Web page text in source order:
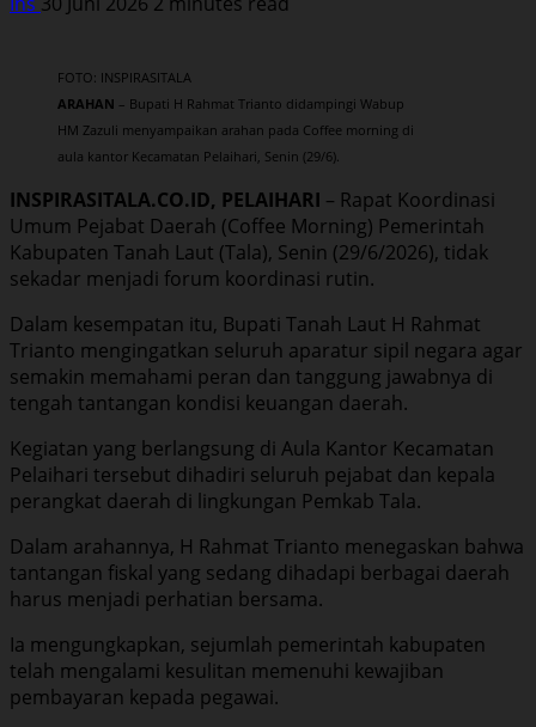
FOTO: INSPIRASITALA
ARAHAN – Bupati H Rahmat Trianto didampingi Wabup
HM Zazuli menyampaikan arahan pada Coffee morning di
aula kantor Kecamatan Pelaihari, Senin (29/6).
INSPIRASITALA.CO.ID, PELAIHARI – Rapat Koordinasi
Umum Pejabat Daerah (Coffee Morning) Pemerintah
Kabupaten Tanah Laut (Tala), Senin (29/6/2026), tidak
sekadar menjadi forum koordinasi rutin.
Dalam kesempatan itu, Bupati Tanah Laut H Rahmat
Trianto mengingatkan seluruh aparatur sipil negara agar
semakin memahami peran dan tanggung jawabnya di
tengah tantangan kondisi keuangan daerah.
Kegiatan yang berlangsung di Aula Kantor Kecamatan
Pelaihari tersebut dihadiri seluruh pejabat dan kepala
perangkat daerah di lingkungan Pemkab Tala.
Dalam arahannya, H Rahmat Trianto menegaskan bahwa
tantangan fiskal yang sedang dihadapi berbagai daerah
harus menjadi perhatian bersama.
Ia mengungkapkan, sejumlah pemerintah kabupaten
telah mengalami kesulitan memenuhi kewajiban
pembayaran kepada pegawai.